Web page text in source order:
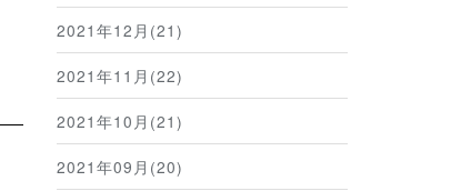
2021年12月(21)
2021年11月(22)
2021年10月(21)
2021年09月(20)